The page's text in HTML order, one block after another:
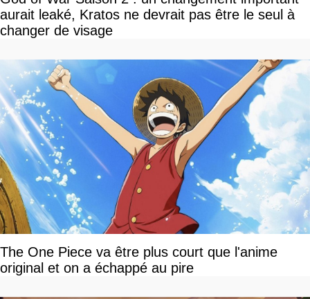
aurait leaké, Kratos ne devrait pas être le seul à
changer de visage
The One Piece va être plus court que l'anime
original et on a échappé au pire